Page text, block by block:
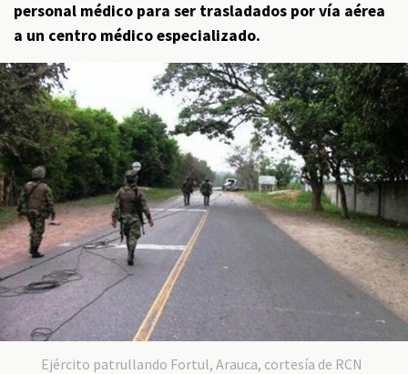
personal médico para ser trasladados por vía aérea
a un centro médico especializado.
Ejército patrullando Fortul, Arauca, cortesía de RCN